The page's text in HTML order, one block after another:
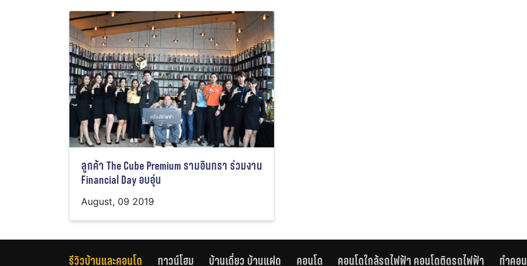
ลูกค้า The Cube Premium รามอินทรา ร่วมงาน
Financial Day อบอุ่น
August, 09 2019
รีวิวบ้านและคอนโด ทาวน์โฮม บ้านเดี่ยว บ้านแฝด คอนโด คอนโดใกล้รถไฟฟ้า คอนโดติดรถไฟฟ้า ทำคอ